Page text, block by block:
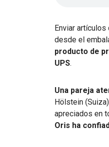
Enviar
desde el
producto de
UPS.
Una pareja
Hölstein
apreciados en
Oris ha